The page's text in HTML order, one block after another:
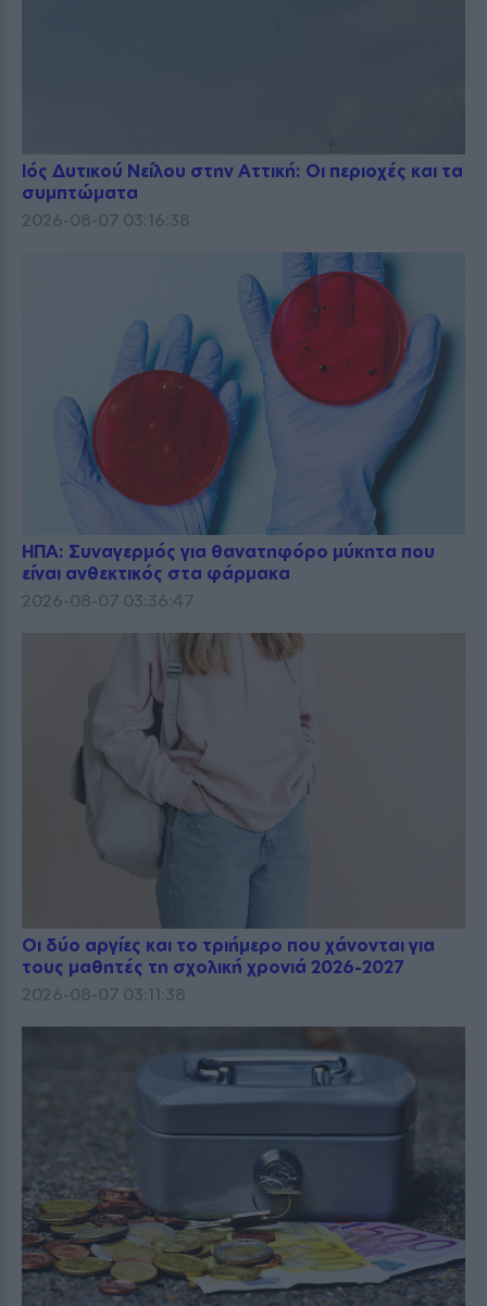
Ιός Δυτικού Νείλου στην Αττική: Οι περιοχές και τα
συμπτώματα
2026-08-07 03:16:38
ΗΠΑ: Συναγερμός για θανατηφόρο μύκητα που
είναι ανθεκτικός στα φάρμακα
2026-08-07 03:36:47
Οι δύο αργίες και το τριήμερο που χάνονται για
τους μαθητές τη σχολική χρονιά 2026-2027
2026-08-07 03:11:38